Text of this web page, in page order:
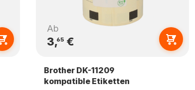
Ab
3,65€
Brother DK-11209
kompatible Etiketten